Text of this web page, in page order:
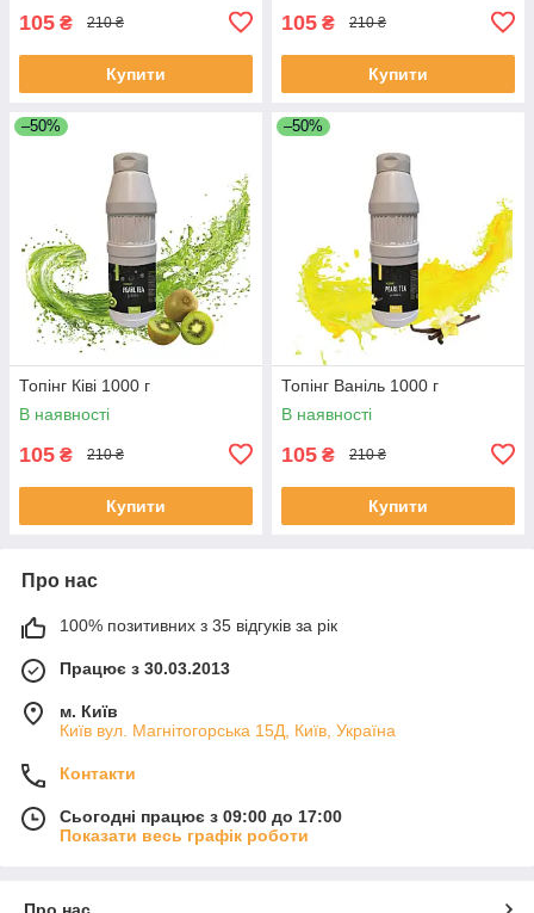
105 ₴ 210 ₴
Купити
105 ₴ 210 ₴
Купити
–50%
Топінг Ківі 1000 г
В наявності
105 ₴ 210 ₴
Купити
–50%
Топінг Ваніль 1000 г
В наявності
105 ₴ 210 ₴
Купити
Про нас
100% позитивних з 35 відгуків за рік
Працює з 30.03.2013
м. Київ
Київ вул. Магнiтогорська 15Д, Київ, Україна
Контакти
Сьогодні працює з 09:00 до 17:00
Показати весь графік роботи